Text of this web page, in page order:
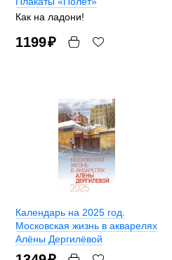
Как на ладони!
1199₽
Календарь на 2025 год.
Московская жизнь в акварелях
Алёны Дергилёвой